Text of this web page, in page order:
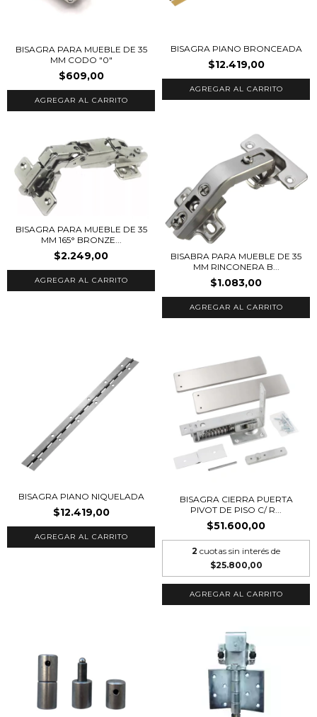
BISAGRA PARA MUEBLE DE 35
MM CODO "0"
$609,00
BISAGRA PIANO BRONCEADA
$12.419,00
AGREGAR AL CARRITO
BISAGRA PARA MUEBLE DE 35
MM 165° BRONZE...
$2.249,00
BISABRA PARA MUEBLE DE 35
MM RINCONERA B...
$1.083,00
BISAGRA PIANO NIQUELADA
$12.419,00
AGREGAR AL CARRITO
BISAGRA CIERRA PUERTA
PIVOT DE PISO C/ R...
$51.600,00
2 cuotas sin interés de
$25.800,00